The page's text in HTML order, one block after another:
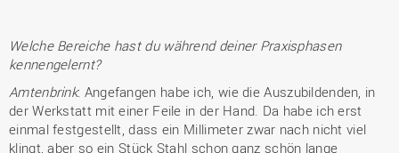
Welche Bereiche hast du während deiner Praxisphasen
kennengelernt?
Amtenbrink: Angefangen habe ich, wie die Auszubildenden, in
der Werkstatt mit einer Feile in der Hand. Da habe ich erst
einmal festgestellt, dass ein Millimeter zwar nach nicht viel
klingt, aber so ein Stück Stahl schon ganz schön lange